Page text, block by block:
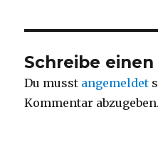
Schreibe
Du musst angemeldet
Kommentar abzugeben.